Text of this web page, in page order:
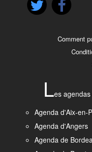
Comment
Les
Agenda d'Aix-en-
Agenda d'Angers
Agenda de